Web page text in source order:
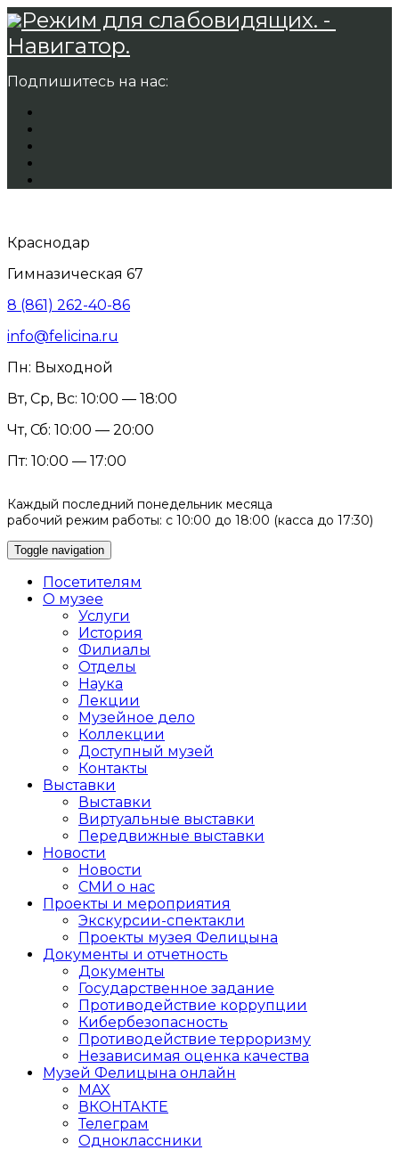
Режим для слабовидящих. -
Навигатор.
Подпишитесь на нас:
Краснодар
Гимназическая 67
8 (861) 262-40-86
info@felicina.ru
Пн: Выходной
Вт, Ср, Вс: 10:00 — 18:00
Чт, Сб: 10:00 — 20:00
Пт: 10:00 — 17:00
Каждый последний понедельник месяца
рабочий режим работы: с 10:00 до 18:00 (касса до 17:30)
Toggle navigation
Посетителям
О музее
Услуги
История
Филиалы
Отделы
Наука
Лекции
Музейное дело
Коллекции
Доступный музей
Контакты
Выставки
Выставки
Виртуальные выставки
Передвижные выставки
Новости
Новости
СМИ о нас
Проекты и мероприятия
Экскурсии-спектакли
Проекты музея Фелицына
Документы и отчетность
Документы
Государственное задание
Противодействие коррупции
Кибер­безопасность
Противодействие терроризму
Независимая оценка качества
Музей Фелицына онлайн
MAX
ВКОНТАКТЕ
Телеграм
Одноклассники